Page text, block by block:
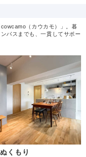
（カウカモ）」。暮
パスまでも、一貫してサポー
くもり